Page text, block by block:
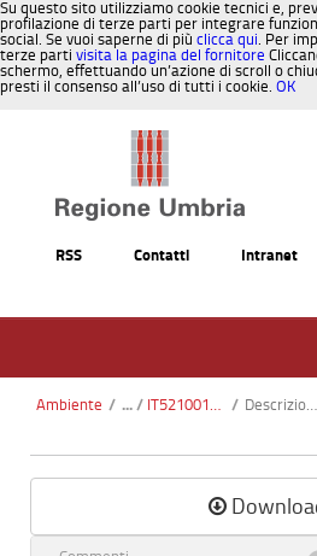
Su questo sito utilizziamo cookie tecnici e,
profilazione di terze parti per integrare
social. Se vuoi saperne di più clicca qui. Per
terze parti visita la pagina del fornitore
schermo, effettuando un’azione di scroll o
presti il consenso all’uso di tutti i cookie. OK
RSS Contatti Intranet
Ambiente / IT5210017 - Boschi di Pischiello - Torre Civitella / Descrizione Generale SIC IT5210017 Pischiello.pdf